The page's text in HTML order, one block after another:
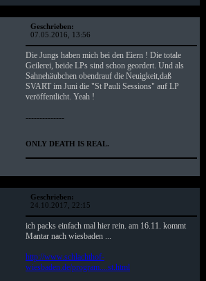
Geschrieben:
07.05.2016, 13:56
Die Jungs haben mich bei den Eiern ! Die totale
Geilerei, beide LPs sind schon geordert. Und als
Sahnehäubchen obendrauf die Neuigkeit,daß
SVART im Juni die "St Pauli Sessions" auf LP
veröffentlicht. Yeah !
--------------
ONLY DEATH IS REAL.
Geschrieben:
24.10.2017, 22:15
ich packs einfach mal hier rein. am 16.11. kommt
Mantar nach wiesbaden ...
http://www.schlachthof-
wiesbaden.de/program....st.html